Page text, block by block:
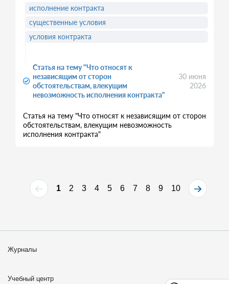
Статья на тему "Что относят к
независящим от сторон
обстоятельствам, влекущим
невозможность исполнения контракта"
30 июня
2026
Статья на тему "Что относят к независящим от сторон
обстоятельствам, влекущим невозможность
исполнения контракта"
исполнение контракта
существенные условия
условия контракта
1 2 3 4 5 6 7 8 9 10
Журналы
Учебный центр